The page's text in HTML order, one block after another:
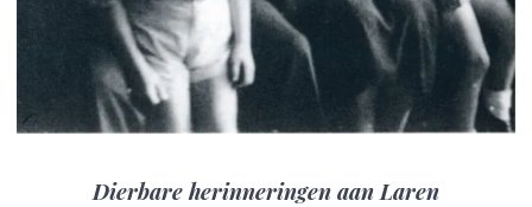
Dierbare herinneringen aan Laren